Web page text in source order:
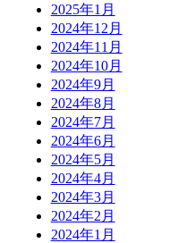
2025年1月
2024年12月
2024年11月
2024年10月
2024年9月
2024年8月
2024年7月
2024年6月
2024年5月
2024年4月
2024年3月
2024年2月
2024年1月